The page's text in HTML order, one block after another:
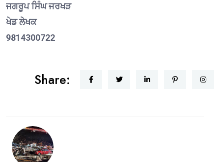
ਜਗਰੂਪ ਸਿੰਘ ਜਰਖੜ
ਖੇਡ ਲੇਖਕ
9814300722
Share: